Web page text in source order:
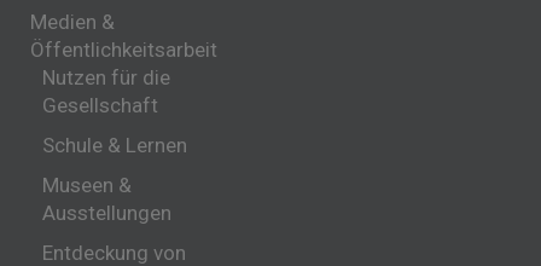
Medien &
Öffentlichkeitsarbeit
Nutzen für die
Gesellschaft
Schule & Lernen
Museen &
Ausstellungen
Entdeckung von